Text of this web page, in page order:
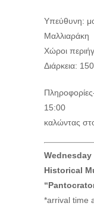
Υπεύθυνη:
Μαλλιαράκη
Χώροι
Διάρκεια:
15:00
καλώντας
Wednesday
Historical
*arrival time